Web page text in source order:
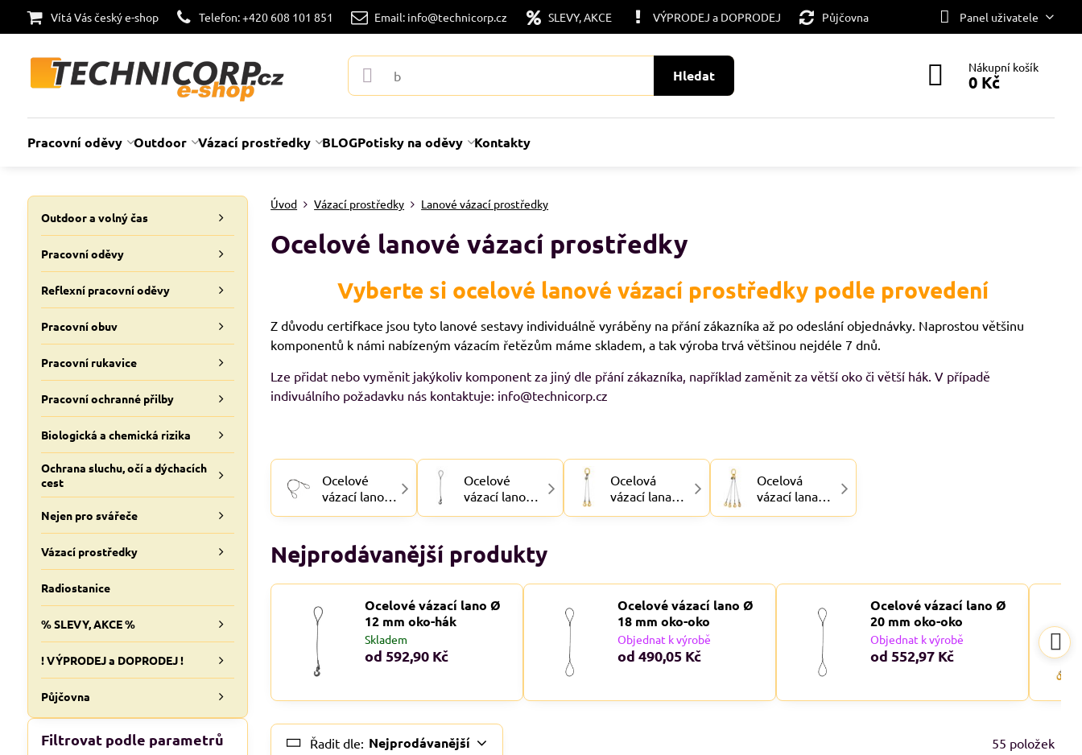
Vítá Vás český e-shop Telefon: +420 608 101 851 Email: info@technicorp.cz SLEVY, AKCE VÝPRODEJ a DOPRODEJ Půjčovna Panel uživatele
Hledat Nákupní košík
0 Kč
Pracovní oděvy Outdoor Vázací prostředky BLOGPotisky na oděvy Kontakty
Úvod Vázací prostředky Lanové vázací prostředky
Ocelové lanové vázací prostředky
Vyberte si ocelové lanové vázací prostředky podle provedení
Z důvodu certifkace jsou tyto lanové sestavy individuálně vyráběny na přání zákazníka až po odeslání objednávky. Naprostou většinu
komponentů k námi nabízeným vázacím řetězům máme skladem, a tak výroba trvá většinou nejdéle 7 dnů.
Lze přidat nebo vyměnit jakýkoliv komponent za jiný dle přání zákazníka, například zaměnit za větší oko či větší hák. V případě
indivuálního požadavku nás kontaktuje: info@technicorp.cz
Ocelové
vázací lano
OKO-OKO
Ocelové
vázací lano
OKO-HÁK
Ocelová
vázací lana
OKO-
Ocelová
vázací lana
OKO-
Nejprodávanější produkty
Ocelové vázací lano Ø
12 mm oko-hák
Skladem
od 592,90 Kč
Ocelové vázací lano Ø
18 mm oko-oko
Objednat k výrobě
od 490,05 Kč
Ocelové vázací lano Ø
20 mm oko-oko
Objednat k výrobě
od 552,97 Kč
Řadit dle: Nejprodávanější 55 položek
Filtrovat podle parametrů
Outdoor a volný čas
Pracovní oděvy
Reflexní pracovní oděvy
Pracovní obuv
Pracovní rukavice
Pracovní ochranné přilby
Biologická a chemická rizika
Ochrana sluchu, očí a dýchacích
cest
Nejen pro svářeče
Vázací prostředky
Radiostanice
% SLEVY, AKCE %
! VÝPRODEJ a DOPRODEJ !
Půjčovna